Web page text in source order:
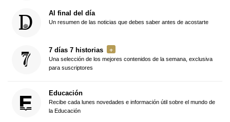
Al final del día
Un resumen de las noticias que debes saber antes de acostarte
7 días 7 historias
Una selección de los mejores contenidos de la semana, exclusiva
para suscriptores
Educación
Recibe cada lunes novedades e información útil sobre el mundo de
la Educación